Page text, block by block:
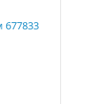
677833